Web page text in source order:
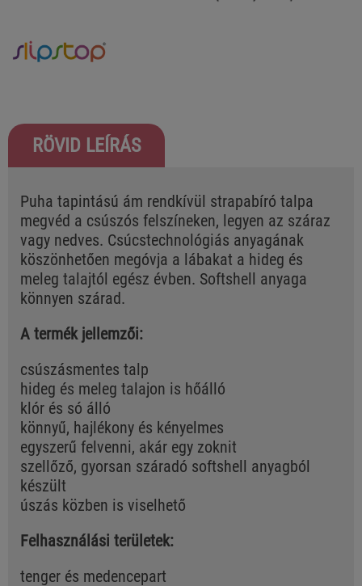
RÖVID LEÍRÁS
Puha tapintású ám rendkívül strapabíró talpa
megvéd a csúszós felszíneken, legyen az száraz
vagy nedves. Csúcstechnológiás anyagának
köszönhetően megóvja a lábakat a hideg és
meleg talajtól egész évben. Softshell anyaga
könnyen szárad.
A termék jellemzői:
csúszásmentes talp
hideg és meleg talajon is hőálló
klór és só álló
könnyű, hajlékony és kényelmes
egyszerű felvenni, akár egy zoknit
szellőző, gyorsan száradó softshell anyagból
készült
úszás közben is viselhető
Felhasználási területek:
tenger és medencepart